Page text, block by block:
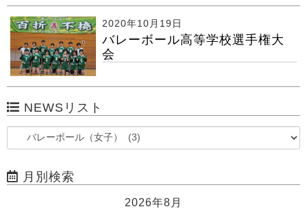
2020年10月19日
バレーボール高等学校選手権大
会
NEWSリスト
月別検索
2026年8月